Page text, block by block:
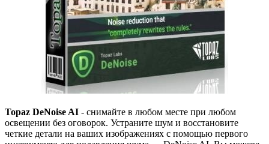
Topaz DeNoise AI - снимайте в любом месте при любом
освещении без оговорок. Устраните шум и восстановите
четкие детали на ваших изображениях с помощью первого